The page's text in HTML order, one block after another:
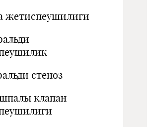
жетиспеушилиги
стеноз
клапан